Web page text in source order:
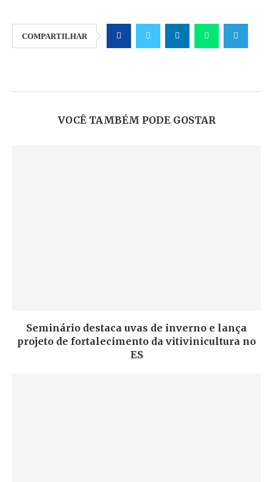
COMPARTILHAR
VOCÊ TAMBÉM PODE GOSTAR
Seminário destaca uvas de inverno e lança
projeto de fortalecimento da vitivinicultura no
ES